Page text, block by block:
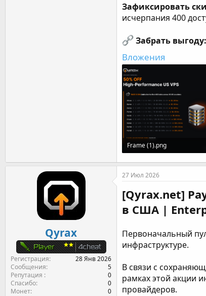
Зафиксировать
исчерпания 400
Забрать выгоду:
Вложения
Frame (1).png
236.6 KB · Просмотры: 7
Qyrax
Регистрация
28 Янв 2026
Сообщения
5
Репутация
0
Спасибо
0
Монет
0
27 Июл 2026
[Qyrax.net]
в США |
Первоначальный
инфраструктуре.
В связи с
рамках этой акции
провайдеров.